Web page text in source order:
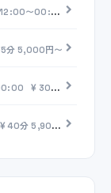
〜00:00
分 5,000円〜
30分 5,000円〜
40分 5,900円〜